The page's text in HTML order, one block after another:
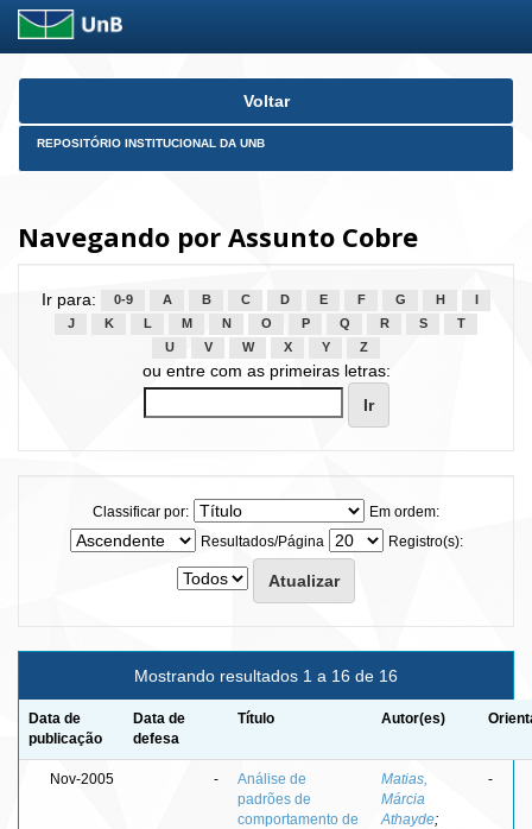
Skip
Voltar
REPOSITÓRIO INSTITUCIONAL DA UNB
Navegando por Assunto Cobre
Ir para: 0-9 A B C D E F G H
J
K L M N O P Q R S
T
U
V W X Y Z
ou entre com as primeiras letras:
Classificar por:
Em ordem:
Resultados/Página
Registro(s):
Mostrando resultados 1 a 16 de 16
Data de
publicação
Data de
defesa
Título Autor(es)
Nov-2005 -
Análise de
padrões de
comportamento de
Matias,
Márcia
Athayde;
-